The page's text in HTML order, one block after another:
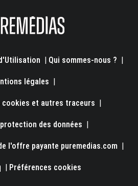
| Qui sommes-nous ? |
légales |
cookies et autres traceurs |
des données |
l'offre payante puremedias.com |
| Préférences cookies